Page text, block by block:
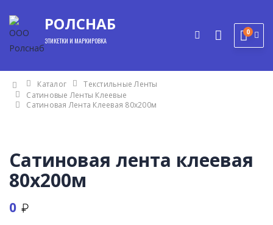
РОЛСНАБ
ЭТИКЕТКИ И МАРКИРОВКА
0
Каталог
Текстильные Ленты
Сатиновые Ленты Клеевые
Сатиновая Лента Клеевая 80x200м
Сатиновая лента клеевая
80x200м
0